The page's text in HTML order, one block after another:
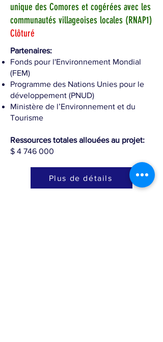
unique des Comores et cogérées avec les
communautés villageoises locales (RNAP1)
Clôturé
Partenaires:
Fonds pour l'Environnement Mondial
(FEM)
Programme des Nations Unies pour le
développement (PNUD)
Ministère de l’Environnement et du
Tourisme
Ressources totales allouées au projet:
$ 4 746 000
Plus de détails